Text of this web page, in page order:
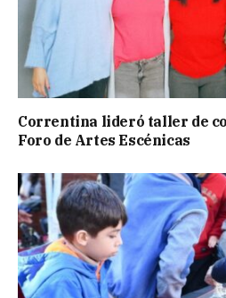
Correntina lideró taller de
Foro de Artes Escénicas